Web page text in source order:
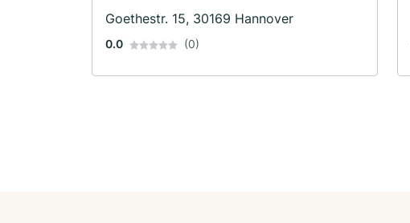
Goethestr. 15, 30169 Hannover
0.0 (0)